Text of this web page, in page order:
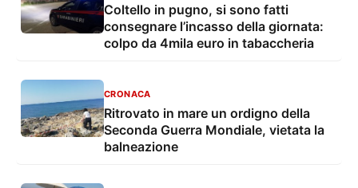
Coltello in pugno, si sono fatti
consegnare l’incasso della giornata:
colpo da 4mila euro in tabaccheria
CRONACA
Ritrovato in mare un ordigno della
Seconda Guerra Mondiale, vietata la
balneazione